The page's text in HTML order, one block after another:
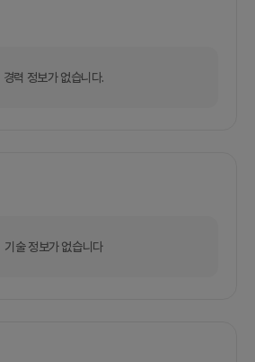
경력 정보가 없습니다.
기술 정보가 없습니다